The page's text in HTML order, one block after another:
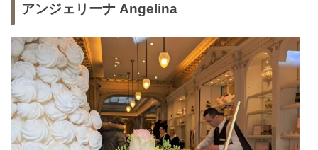
アンジェリーナ Angelina